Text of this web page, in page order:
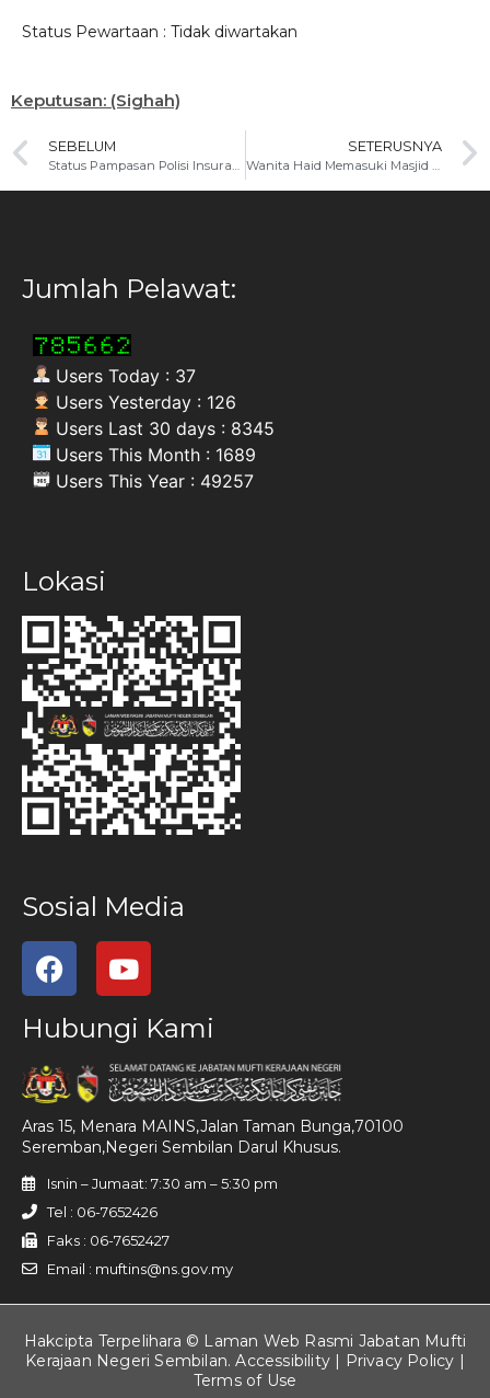
Status Pewartaan : Tidak diwartakan
Keputusan: (Sighah)
SEBELUM
Status Pampasan Polisi Insurans Konvensional Selepas Kematian Pembeli Polisi
SETERUSNYA
Wanita Haid Memasuki Masjid Untuk Tujuan Pembelajaran Semata-mata
Jumlah Pelawat:
Users Today : 37
Users Yesterday : 126
Users Last 30 days : 8345
Users This Month : 1689
Users This Year : 49257
Lokasi
Sosial Media
Hubungi Kami
Aras 15, Menara MAINS,Jalan Taman Bunga,70100
Seremban,Negeri Sembilan Darul Khusus.
Isnin – Jumaat: 7:30 am – 5:30 pm
Tel : 06-7652426
Faks : 06-7652427
Email : muftins@ns.gov.my
Hakcipta Terpelihara © Laman Web Rasmi Jabatan Mufti
Kerajaan Negeri Sembilan. Accessibility | Privacy Policy |
Terms of Use